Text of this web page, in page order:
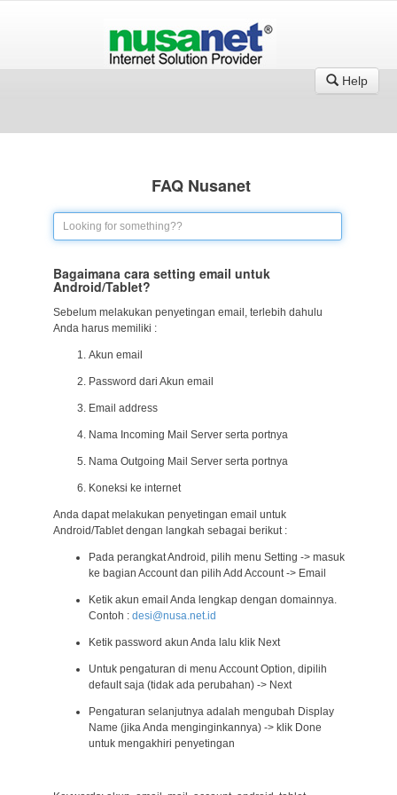
Help
FAQ Nusanet
Bagaimana cara setting email untuk
Android/Tablet?
Sebelum melakukan penyetingan email, terlebih dahulu
Anda harus memiliki :
Akun email
Password dari Akun email
Email address
Nama Incoming Mail Server serta portnya
Nama Outgoing Mail Server serta portnya
Koneksi ke internet
Anda dapat melakukan penyetingan email untuk
Android/Tablet dengan langkah sebagai berikut :
Pada perangkat Android, pilih menu Setting -> masuk
ke bagian Account dan pilih Add Account -> Email
Ketik akun email Anda lengkap dengan domainnya.
Contoh : desi@nusa.net.id
Ketik password akun Anda lalu klik Next
Untuk pengaturan di menu Account Option, dipilih
default saja (tidak ada perubahan) -> Next
Pengaturan selanjutnya adalah mengubah Display
Name (jika Anda menginginkannya) -> klik Done
untuk mengakhiri penyetingan